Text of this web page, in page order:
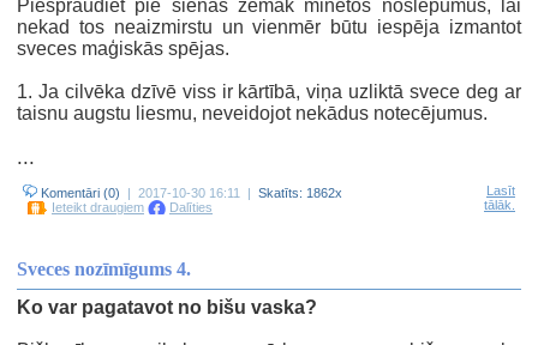
Piespraudiet pie sienas zemāk minētos noslēpumus, lai
nekad tos neaizmirstu un vienmēr būtu iespēja izmantot
sveces maģiskās spējas.
1. Ja cilvēka dzīvē viss ir kārtībā, viņa uzliktā svece deg ar
taisnu augstu liesmu, neveidojot nekādus notecējumus.
...
Komentāri (0) | 2017-10-30 16:11 | Skatīts: 1862x
Ieteikt draugiem
Dalīties
Lasīt
tālāk.
Sveces nozīmīgums 4.
Ko var pagatavot no bišu vaska?